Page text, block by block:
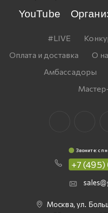
YouTube
#LIVE
Оплата и доставка
О
Амбассадоры
Звоните: c
+7
Москва, ул.